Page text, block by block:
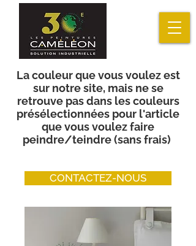
La couleur que vous voulez est
sur notre site, mais ne se
retrouve pas dans les couleurs
présélectionnées pour l'article
que vous voulez faire
peindre/teindre (sans frais)
CONTACTEZ-NOUS